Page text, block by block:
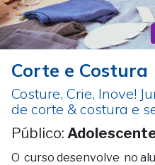
Corte e Costura
Costure, Crie, Inove!
de corte & costura e
Público:
O curso desenvolve no